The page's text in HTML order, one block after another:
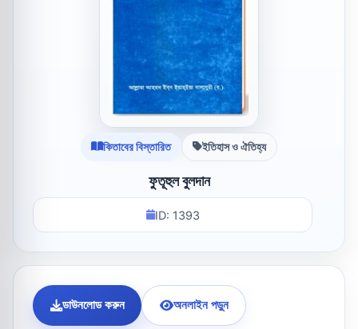
কিতাবের বিস্তারিত ইতিহাস ও ঐতিহ্য
ফুতূহুল বুলদান
ID: 1393
ডাউনলোড করুন অনলাইন পড়ুন